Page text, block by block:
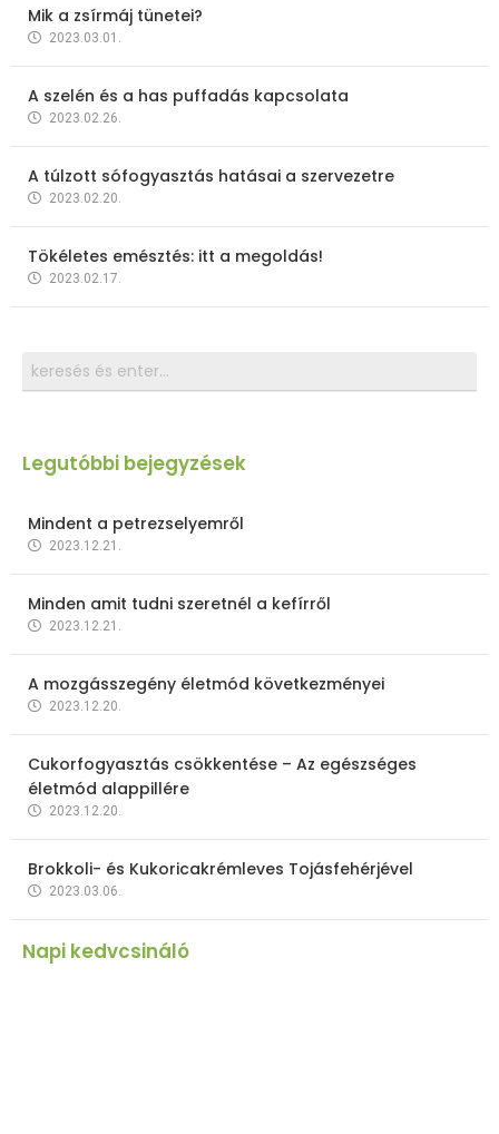
Mik a zsírmáj tünetei?
2023.03.01.
A szelén és a has puffadás kapcsolata
2023.02.26.
A túlzott sófogyasztás hatásai a szervezetre
2023.02.20.
Tökéletes emésztés: itt a megoldás!
2023.02.17.
Legutóbbi bejegyzések
Mindent a petrezselyemről
2023.12.21.
Minden amit tudni szeretnél a kefírről
2023.12.21.
A mozgásszegény életmód következményei
2023.12.20.
Cukorfogyasztás csökkentése – Az egészséges
életmód alappillére
2023.12.20.
Brokkoli- és Kukoricakrémleves Tojásfehérjével
2023.03.06.
Napi kedvcsináló